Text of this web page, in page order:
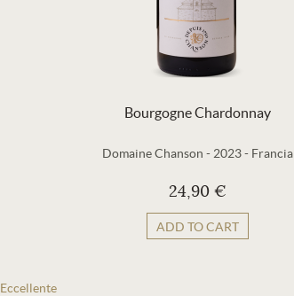
Bourgogne Chardonnay
Domaine Chanson - 2023- Francia
24,90 €
ADD TO CART
Eccellente